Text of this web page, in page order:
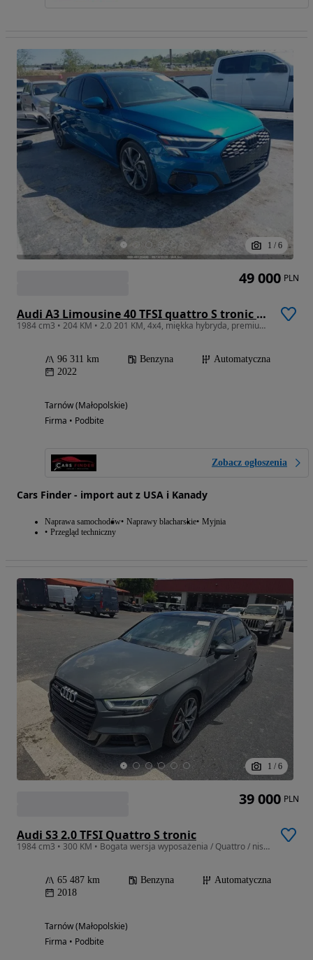
1 / 6
Audi A3 Limousine 40 TFSI quattro S tronic S line
1984 cm3 • 204 KM • 2.0 201 KM, 4x4, miękka hybryda, premium plus, piękny kolor!
96 311 km Benzyna
Automatyczna
2022
Tarnów (Małopolskie)
Firma • Podbite
Zobacz ogłoszenia
Cars Finder - import aut z USA i Kanady
Naprawa samochodów Naprawy blacharskie Myjnia
Przegląd techniczny
49 000 PLN
1 / 6
Audi S3 2.0 TFSI Quattro S tronic
1984 cm3 • 300 KM • Bogata wersja wyposażenia / Quattro / niski przebieg
65 487 km Benzyna
Automatyczna
2018
Tarnów (Małopolskie)
Firma • Podbite
39 000 PLN